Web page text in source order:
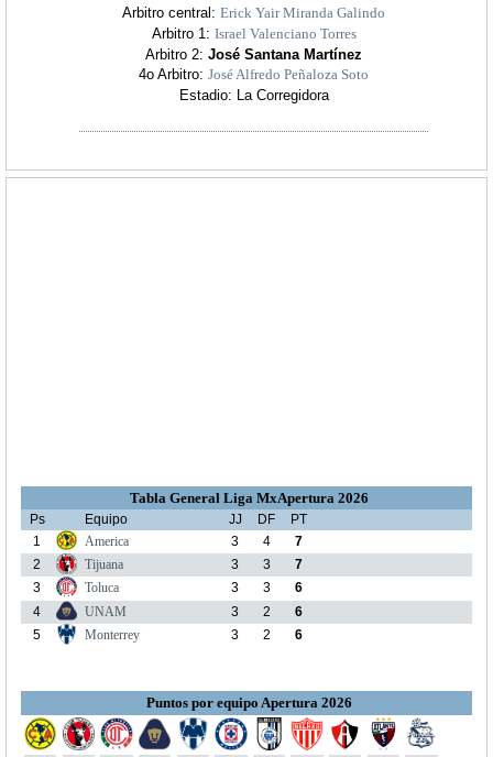
Arbitro central:Erick Yair Miranda Galindo
Arbitro 1: Israel Valenciano Torres
Arbitro 2:José Santana Martínez
4o Arbitro:José Alfredo Peñaloza Soto
Estadio: La Corregidora
Tabla General Liga MxApertura 2026
Ps Equipo JJ DF
PT
1
America 3 4
7
2
Tijuana 3 3
7
3
Toluca 3 3
6
4
UNAM 3 2
6
5
Monterrey 3 2 6
Puntos por equipo Apertura 2026